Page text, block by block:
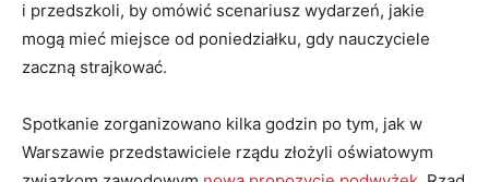
i przedszkoli, by omówić scenariusz wydarzeń, jakie
mogą mieć miejsce od poniedziałku, gdy nauczyciele
zaczną strajkować.
Spotkanie zorganizowano kilka godzin po tym, jak w
Warszawie przedstawiciele rządu złożyli oświatowym